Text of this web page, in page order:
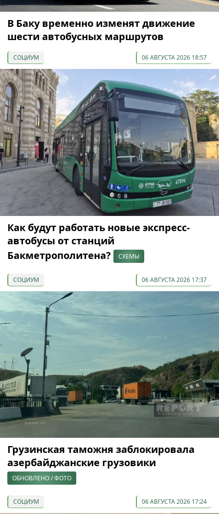
В Баку временно изменят движение
шести автобусных маршрутов
СОЦИУМ 06 АВГУСТА 2026 18:57
Как будут работать новые экспресс-
автобусы от станций
Бакметрополитена?
СХЕМЫ
СОЦИУМ 06 АВГУСТА 2026 17:37
Грузинская таможня заблокировала
азербайджанские грузовики
ОБНОВЛЕНО / ФОТО
СОЦИУМ 06 АВГУСТА 2026 17:24